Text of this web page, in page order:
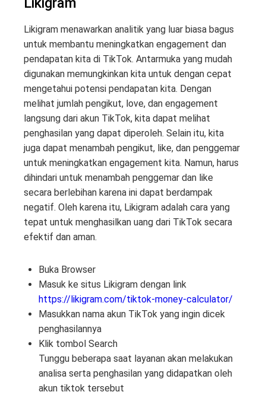
Likigram menawarkan analitik yang luar biasa bagus
untuk membantu meningkatkan engagement dan
pendapatan kita di TikTok. Antarmuka yang mudah
digunakan memungkinkan kita untuk dengan cepat
mengetahui potensi pendapatan kita. Dengan
melihat jumlah pengikut, love, dan engagement
langsung dari akun TikTok, kita dapat melihat
penghasilan yang dapat diperoleh. Selain itu, kita
juga dapat menambah pengikut, like, dan penggemar
untuk meningkatkan engagement kita. Namun, harus
dihindari untuk menambah penggemar dan like
secara berlebihan karena ini dapat berdampak
negatif. Oleh karena itu, Likigram adalah cara yang
tepat untuk menghasilkan uang dari TikTok secara
efektif dan aman.
Buka Browser
Masuk ke situs Likigram dengan link
https://likigram.com/tiktok-money-calculator/
Masukkan nama akun TikTok yang ingin dicek
penghasilannya
Klik tombol Search
Tunggu beberapa saat layanan akan melakukan
analisa serta penghasilan yang didapatkan oleh
akun tiktok tersebut